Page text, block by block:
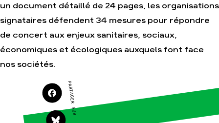
Agir
terrain
Agir au quotidien
campagnes
Transmettre tout ou
patrimoine
Nos thématiques
Forêts
un document détaillé de 24 pages, les organisations
signataires défendent 34 mesures pour répondre
de concert aux enjeux sanitaires, sociaux,
économiques et écologiques auxquels font face
nos sociétés.
PARTAGER SUR